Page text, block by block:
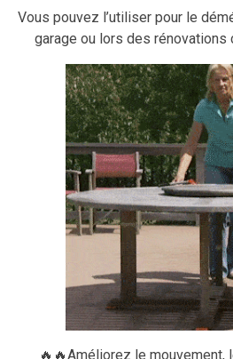
Vous pouvez l’utiliser pour le
garage ou lors des rénovations
🔥🔥Améliorez le mouvement,